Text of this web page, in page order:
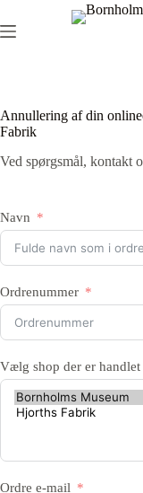
til
indhold
Annullering af din
Fabrik
Ved spørgsmål, kontakt
Navn
Ordrenummer
Vælg shop der er handlet
Ordre e-mail